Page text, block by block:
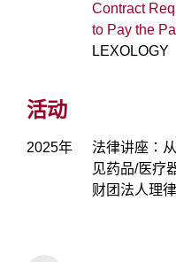
Contract
to Pay the
LEXOLOGY
活动
2025年
法律讲座：
见药品/医疗
财团法人理